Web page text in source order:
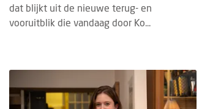
dat blijkt uit de nieuwe terug- en
vooruitblik die vandaag door Ko...